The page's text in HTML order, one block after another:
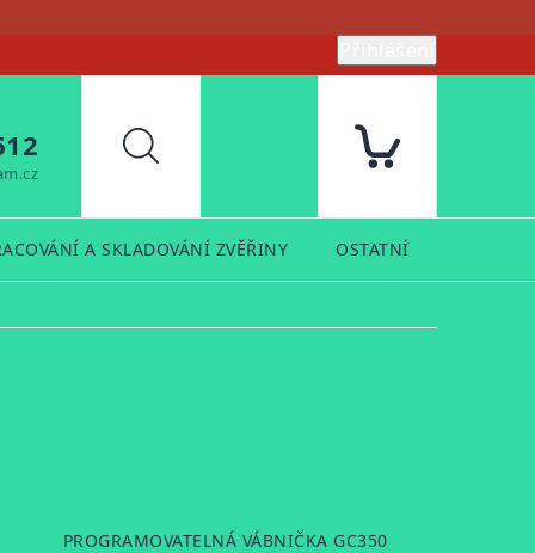
Hledat
A SKLADOVÁNÍ ZVĚŘINY OSTATNÍ
PROGRAMOVATELNÁ VÁBNIČKA GC350